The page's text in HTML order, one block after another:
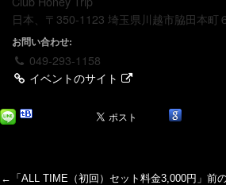
日本、〒350-1123 埼玉県川越市脇田本町
お問い合わせ:
049-293-1158
イベントのサイト
←「 ALL TIME（初回）セット料金3,000円 」前